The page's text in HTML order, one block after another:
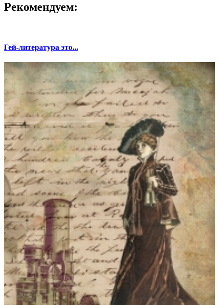
Рекомендуем:
Гей-литература это...